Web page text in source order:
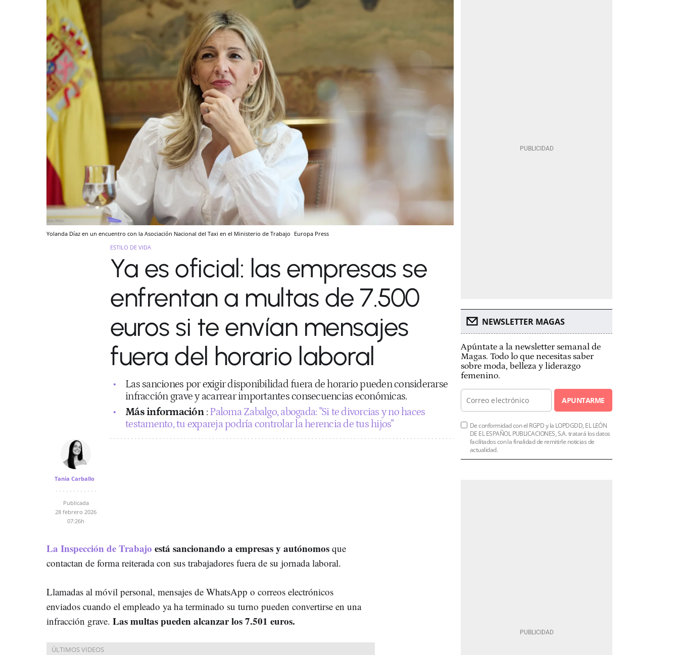
Yolanda Díaz en un encuentro con la Asociación Nacional del Taxi en el Ministerio de Trabajo Europa Press
ESTILO DE VIDA
Ya es oficial: las empresas se
enfrentan a multas de 7.500
euros si te envían mensajes
fuera del horario laboral
Las sanciones por exigir disponibilidad fuera de horario pueden considerarse
infracción grave y acarrear importantes consecuencias económicas.
Más información : Paloma Zabalgo, abogada: "Si te divorcias y no haces
testamento, tu expareja podría controlar la herencia de tus hijos"
Tania Carballo
Publicada
28 febrero 2026
07:26h
La Inspección de Trabajo está sancionando a empresas y autónomos que
contactan de forma reiterada con sus trabajadores fuera de su jornada laboral.
Llamadas al móvil personal, mensajes de WhatsApp o correos electrónicos
enviados cuando el empleado ya ha terminado su turno pueden convertirse en una
infracción grave. Las multas pueden alcanzar los 7.501 euros.
NEWSLETTER MAGAS
Apúntate a la newsletter semanal de
Magas. Todo lo que necesitas saber
sobre moda, belleza y liderazgo
femenino.
APUNTARME
De conformidad con el RGPD y la LOPDGDD, EL LEÓN
DE EL ESPAÑOL PUBLICACIONES, S.A. tratará los datos
facilitados con la finalidad de remitirle noticias de
actualidad.